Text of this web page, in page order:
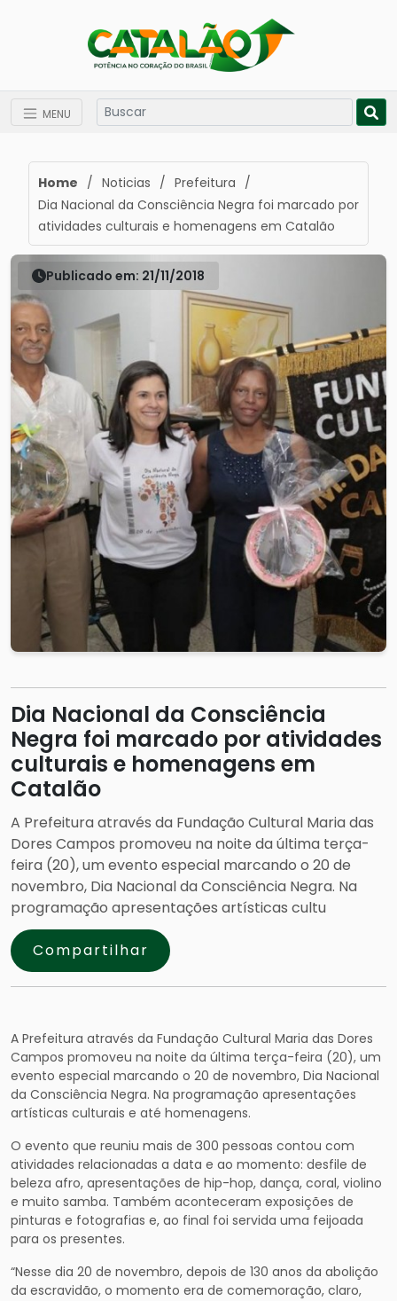
MENU
Home / Noticias / Prefeitura /
Dia Nacional da Consciência Negra foi marcado por
atividades culturais e homenagens em Catalão
Publicado em: 21/11/2018
Dia Nacional da Consciência
Negra foi marcado por atividades
culturais e homenagens em
Catalão
A Prefeitura através da Fundação Cultural Maria das
Dores Campos promoveu na noite da última terça-
feira (20), um evento especial marcando o 20 de
novembro, Dia Nacional da Consciência Negra. Na
programação apresentações artísticas cultu
Compartilhar
A Prefeitura através da Fundação Cultural Maria das Dores
Campos promoveu na noite da última terça-feira (20), um
evento especial marcando o 20 de novembro, Dia Nacional
da Consciência Negra. Na programação apresentações
artísticas culturais e até homenagens.
O evento que reuniu mais de 300 pessoas contou com
atividades relacionadas a data e ao momento: desfile de
beleza afro, apresentações de hip-hop, dança, coral, violino
e muito samba. Também aconteceram exposições de
pinturas e fotografias e, ao final foi servida uma feijoada
para os presentes.
“Nesse dia 20 de novembro, depois de 130 anos da abolição
da escravidão, o momento era de comemoração, claro,